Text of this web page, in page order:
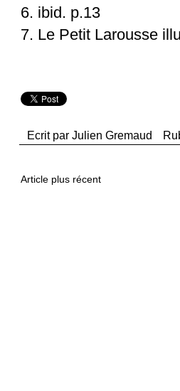
6. ibid. p.13
7. Le Petit Larousse
Ecrit parJulien Gremaud
Article plus récent